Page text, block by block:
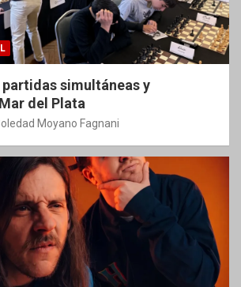
simultáneas y
del Plata
Moyano Fagnani